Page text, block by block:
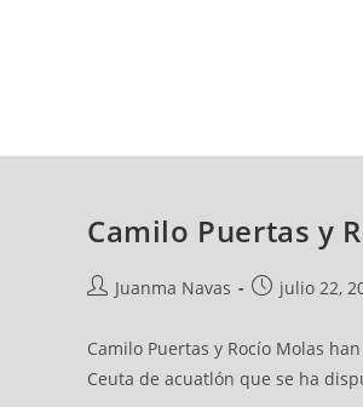
Camilo Puertas y
Juanma Navas julio 22,
Camilo Puertas y Rocío Molas
Ceuta de acuatlón que se ha